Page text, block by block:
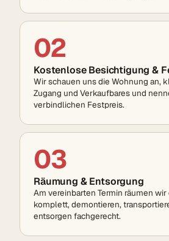
02
Kostenlose Besichtigung &
Wir schauen uns die Wohnung an,
Zugang und Verkaufbares und
verbindlichen Festpreis.
03
Räumung & Entsorgung
Am vereinbarten Termin räumen
komplett, demontieren,
entsorgen fachgerecht.